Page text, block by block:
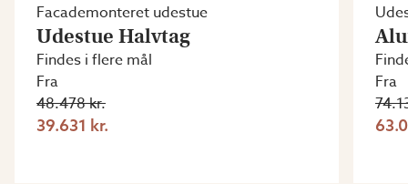
Facademonteret udestue
Udestue Halvtag
Findes i flere mål
Fra
48.478 kr.
39.631 kr.
Fra